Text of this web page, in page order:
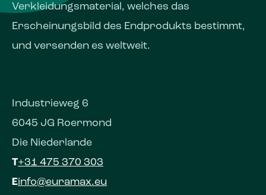
Verkleidungsmaterial, welches das
Erscheinungs­bild des Endprodukts bestimmt,
und versenden es weltweit.
Industrieweg 6
6045 JG Roermond
Die Niederlande
T+31 475 370 303
Einfo@euramax.eu